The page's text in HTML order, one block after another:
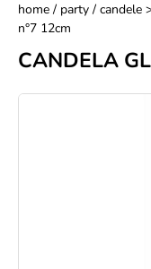
home / party / candele
n°7 12cm
CANDELA